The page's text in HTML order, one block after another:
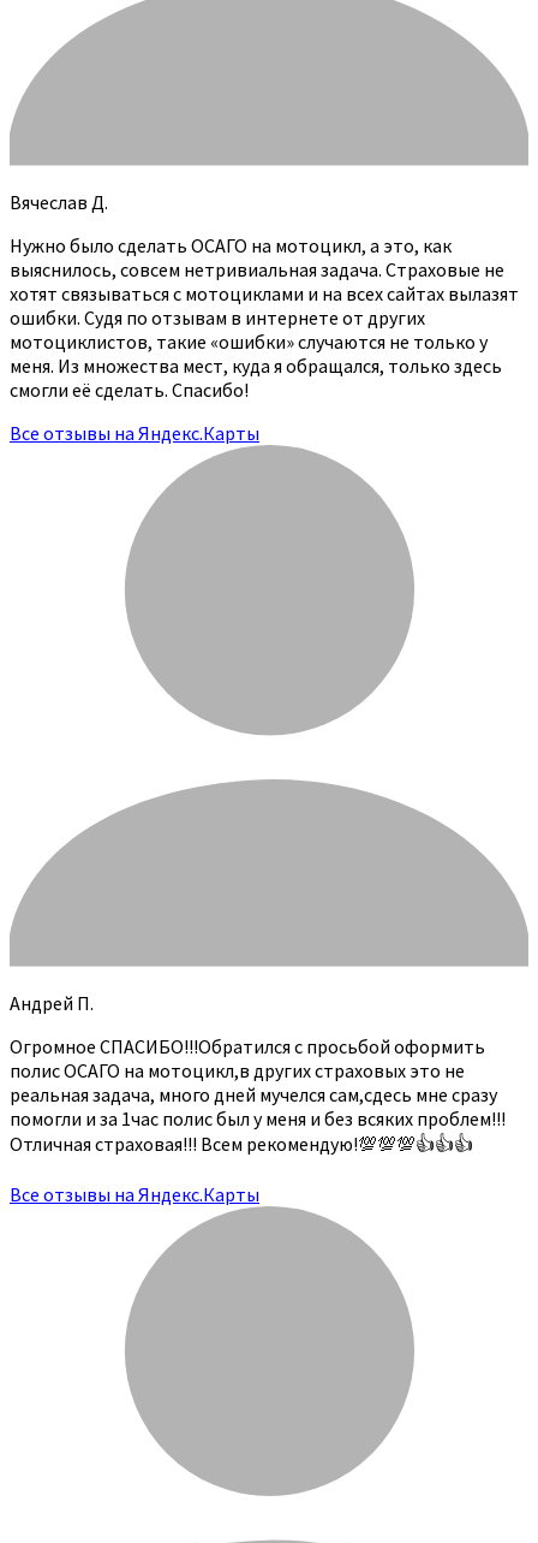
Вячеслав Д.
Нужно было сделать ОСАГО на мотоцикл, а это, как
выяснилось, совсем нетривиальная задача. Страховые не
хотят связываться с мотоциклами и на всех сайтах вылазят
ошибки. Судя по отзывам в интернете от других
мотоциклистов, такие «ошибки» случаются не только у
меня. Из множества мест, куда я обращался, только здесь
смогли её сделать. Спасибо!
Все отзывы на Яндекс.Карты
Андрей П.
Огромное СПАСИБО!!!Обратился с просьбой оформить
полис ОСАГО на мотоцикл,в других страховых это не
реальная задача, много дней мучелся сам,сдесь мне сразу
помогли и за 1час полис был у меня и без всяких проблем!!!
Отличная страховая!!! Всем рекомендую!💯💯💯👍👍👍
Все отзывы на Яндекс.Карты